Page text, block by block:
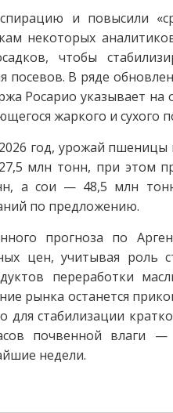
и повысили
некоторых
чтобы
В ряде
Росарио указывает на
жаркого и сухого
год, урожай
млн тонн, при этом
а сои — 48,5 млн
по предложению.
прогноза по
цен, учитывая роль
переработки
рынка останется
стабилизации
почвенной влаги —
недели.